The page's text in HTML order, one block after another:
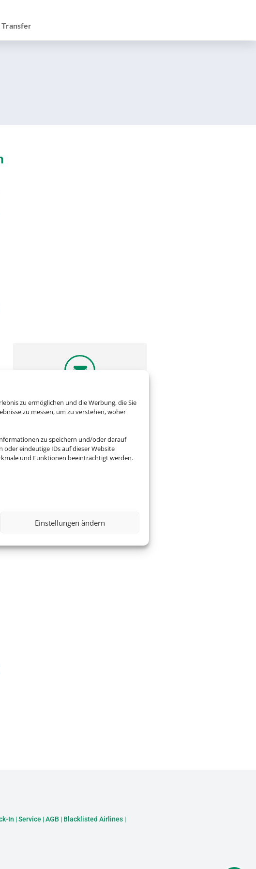
zu ermöglichen und die Werbung, die Sie
zu messen, um zu verstehen, woher
zu speichern und/oder darauf
oder eindeutige IDs auf dieser Website
und Funktionen beeinträchtigt werden.
Einstellungen ändern
Transfer
Schreiben Sie uns eine Email
In |Service |AGB | Blacklisted Airlines|